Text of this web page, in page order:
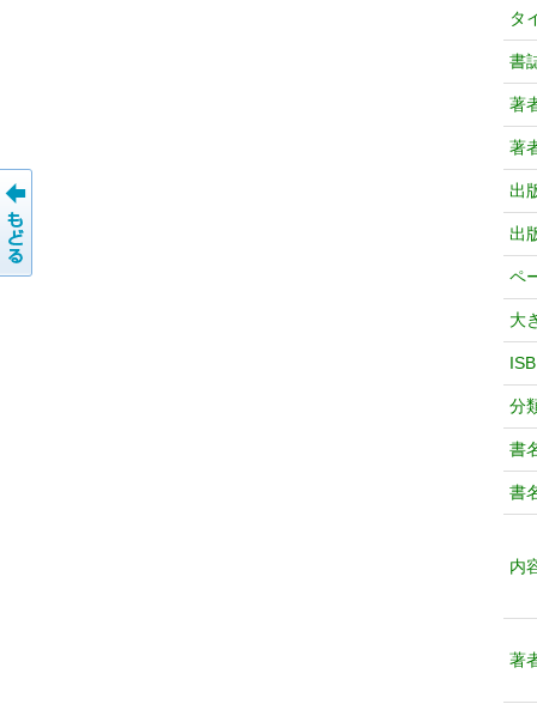
タ
書
著
著
出
出
ペ
大
分
書
書
内
著